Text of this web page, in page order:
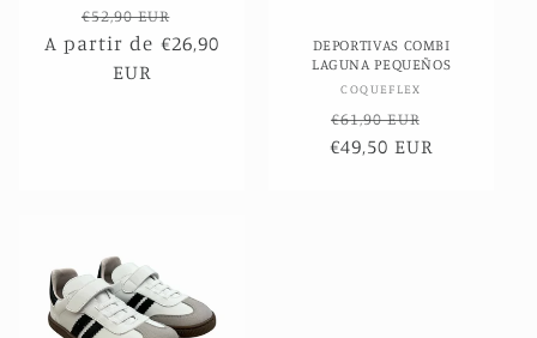
Precio
habitual
€52,90 EUR
de
A partir de €26,90
EUR
DEPORTIVAS COMBI
LAGUNA PEQUEÑOS
Proveedor:
COQUEFLEX
Precio
habitual
€61,90 EUR
de
€49,50 EUR